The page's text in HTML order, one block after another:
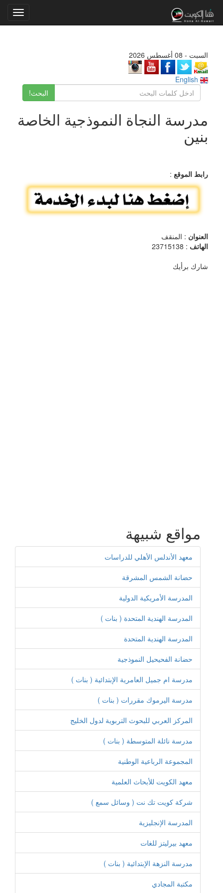
السبت - 08 أغسطس 2026
البحث!
مدرسة النجاة النموذجية الخاصة
بنين
رابط الموقع :
العنوان : المنقف
الهاتف : 23715138
شارك برأيك
مواقع شبيهة
معهد الأندلس الأهلي للدراسات
حضانة الشمس المشرقة
المدرسة الأمريكية الدولية
المدرسة الهندية المتحدة ( بنات )
المدرسة الهندية المتحدة
حضانة الفحيحيل النموذجية
مدرسة ام جميل العامرية الإبتدائية ( بنات )
مدرسة اليرموك مقررات ( بنات )
المركز العربي للبحوث التربوية لدول الخليج
مدرسة نائلة المتوسطة ( بنات )
المجموعة الرباعية الوطنية
معهد الكويت للأبحاث العلمية
شركة كويت تك نت ( وسائل سمع )
المدرسة الإنجليزية
معهد بيرليتز للغات
مدرسة النزهة الإبتدائية ( بنات )
مكتبة المجادي